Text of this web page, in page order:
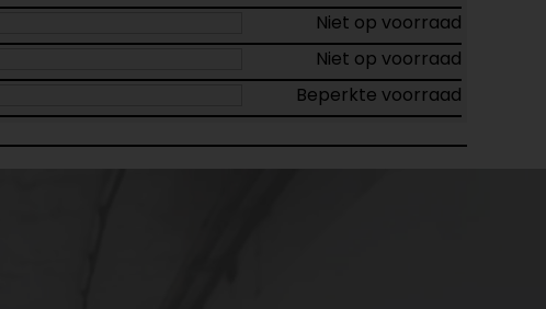
Niet op voorraad
Niet op voorraad
Beperkte voorraad